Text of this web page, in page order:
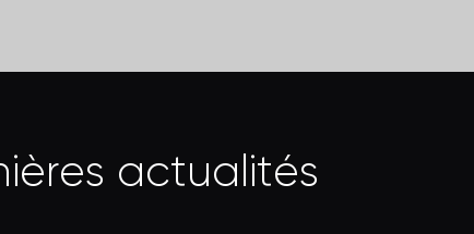
ières actua ités